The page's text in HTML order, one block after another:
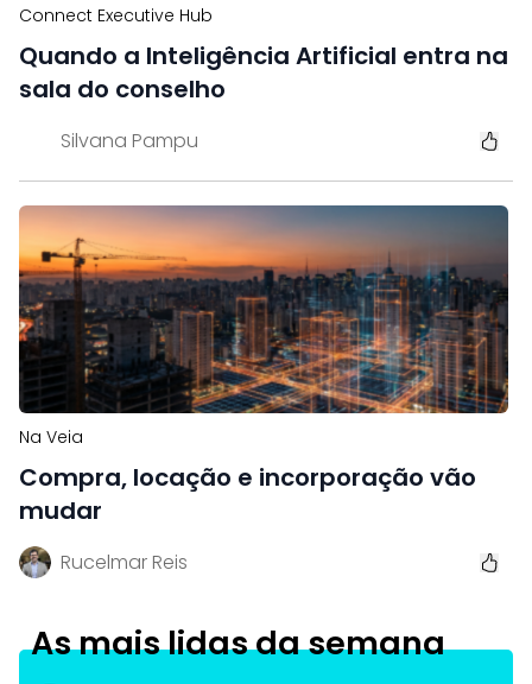
Connect Executive Hub
Quando a Inteligência Artificial entra na
sala do conselho
Silvana Pampu
Na Veia
Compra, locação e incorporação vão
mudar
Rucelmar Reis
As mais lidas da semana